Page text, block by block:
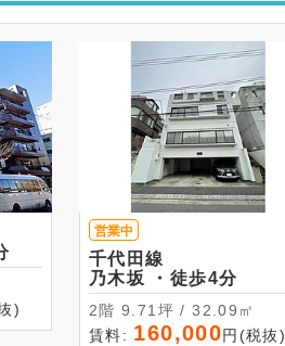
)
営業中
千代田線
乃木坂 ・徒歩4分
2階 9.71坪 / 32.09㎡
賃料: 160,000円(税抜)